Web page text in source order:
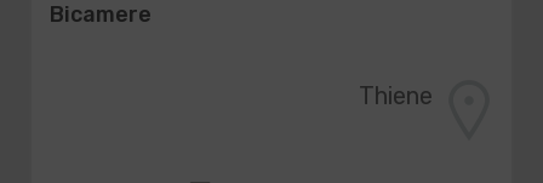
Bicamere
Thiene